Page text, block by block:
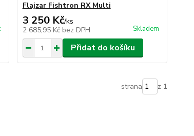
Flajzar Fishtron RX Multi
3 250 Kč/ks
2 685,95 Kč bez DPH Skladem
Přidat do košíku
strana z 1